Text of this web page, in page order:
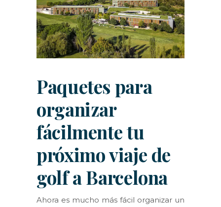
Paquetes para
organizar
fácilmente tu
próximo viaje de
golf a Barcelona
Ahora es mucho más fácil organizar un